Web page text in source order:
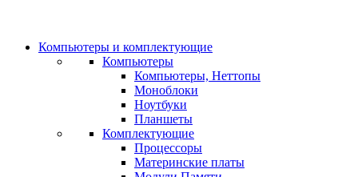
Компьютеры и комплектующие
Компьютеры
Компьютеры, Неттопы
Моноблоки
Ноутбуки
Планшеты
Комплектующие
Процессоры
Материнские платы